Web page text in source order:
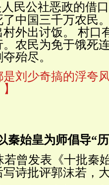
民公社恶政的借
中国三千万农民
外出讨饭。 村口
农民为免于饿死
殆尽。
是刘少奇搞的浮夸
秦始皇为师倡导“
若曾发表《十批秦
诗批评郭沫若，